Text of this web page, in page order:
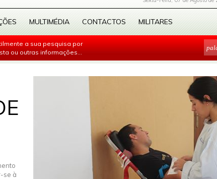
MULTIMÉDIA CONTACTOS MILITARES
a sua pesquisa por
ou outras informações...
se à